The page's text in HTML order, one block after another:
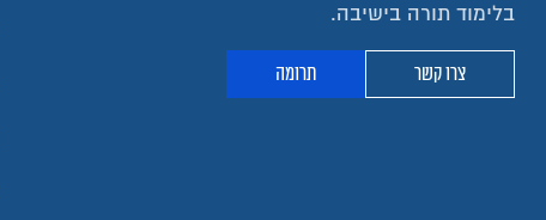
בלימוד תורה בישיבה.
צרו קשר תרומה